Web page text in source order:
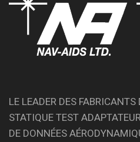
LE LEADER DES
STATIQUE TEST
DE DONNÉES